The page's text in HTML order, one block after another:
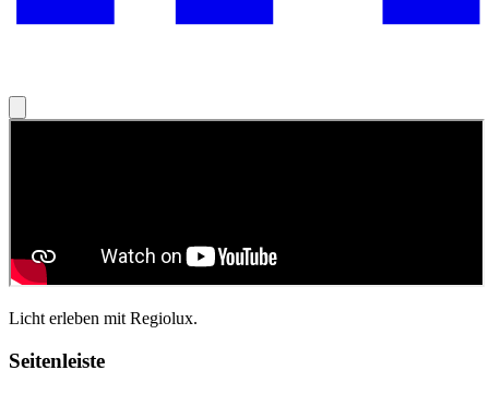
Licht erleben mit Regiolux.
Seitenleiste